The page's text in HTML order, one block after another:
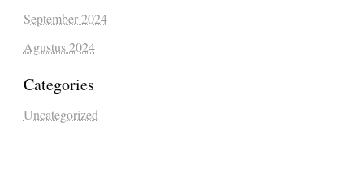
September 2024
Agustus 2024
Categories
Uncategorized